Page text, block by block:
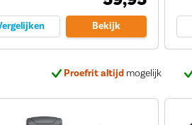
Bekijk
Proefrit altijdmogelijk